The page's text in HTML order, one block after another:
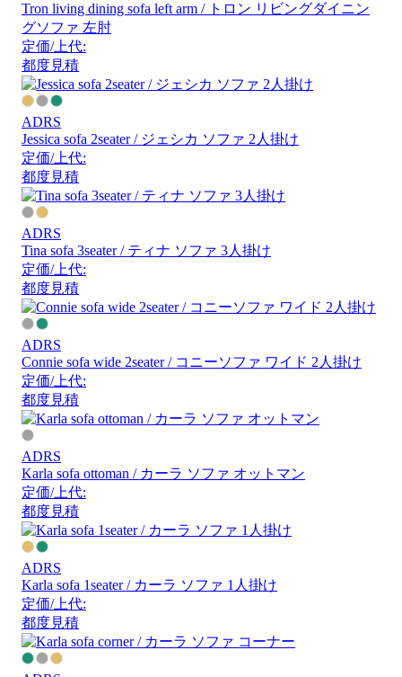
Tron living dining sofa left arm / トロン リビングダイニン
グソファ 左肘
定価/上代:
都度見積
ADRS
Jessica sofa 2seater / ジェシカ ソファ 2人掛け
定価/上代:
都度見積
ADRS
Tina sofa 3seater / ティナ ソファ 3人掛け
定価/上代:
都度見積
ADRS
Connie sofa wide 2seater / コニーソファ ワイド 2人掛け
定価/上代:
都度見積
ADRS
Karla sofa ottoman / カーラ ソファ オットマン
定価/上代:
都度見積
ADRS
Karla sofa 1seater / カーラ ソファ 1人掛け
定価/上代:
都度見積